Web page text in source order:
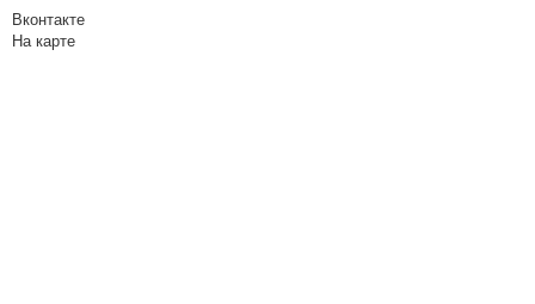
Вконтакте
На карте